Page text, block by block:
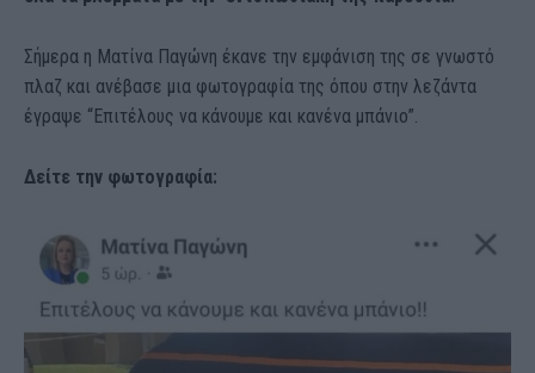
Σήμερα η Ματίνα Παγώνη έκανε την εμφάνιση της σε γνωστό
πλαζ και ανέβασε μια φωτογραφία της όπου στην λεζάντα
έγραψε “Επιτέλους να κάνουμε και κανένα μπάνιο”.
Δείτε την φωτογραφία: